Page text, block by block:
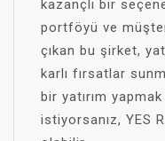
kazançlı bir
portföyü ve
çıkan bu şirket,
karlı fırsatlar
bir yatırım
istiyorsanız, YES